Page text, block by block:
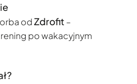
odZdrofit –
po wakacyjnym